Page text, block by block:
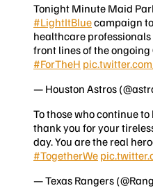
Tonight Minute Maid
#LightItBluecampaign
healthcare
front lines of the
#ForTheH
— Houston Astros
To those who continue
thank you for your
day. You are the real
#TogetherWe
— Texas Rangers